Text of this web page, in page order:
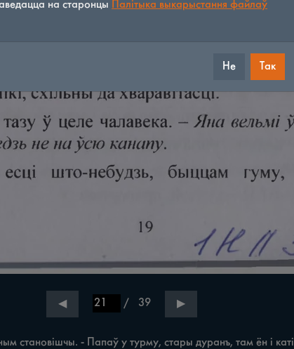
◀ / 39 ▶
становішчы. - Папаў у турму, стары дуранъ, там ён i
на старонцы
Палітыка выкарыстання файлаў
Не Так